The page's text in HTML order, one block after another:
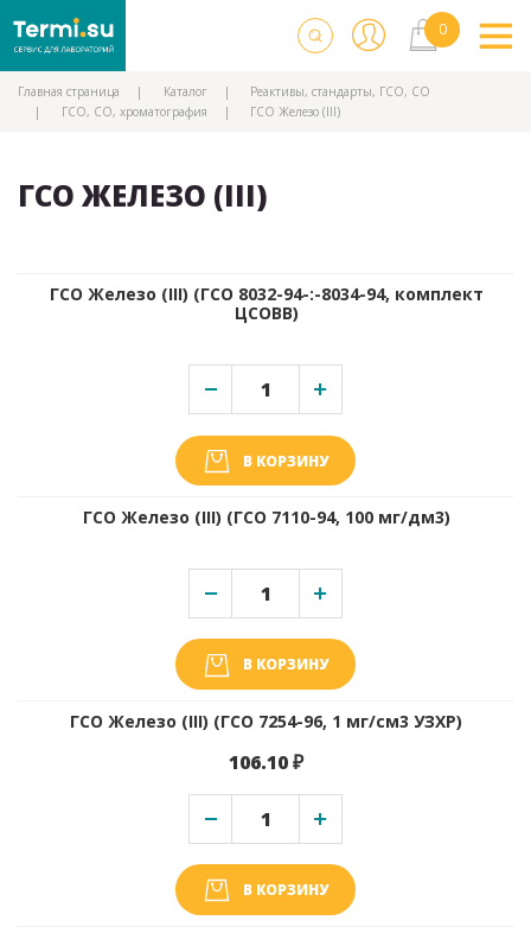
Главная страница Каталог
Реактивы, стандарты, ГСО, СО
ГСО, СО, хроматография
ГСО Железо (III)
ГСО ЖЕЛЕЗО (III)
ГСО Железо (III) (ГСО 8032-94-:-8034-94, комплект
ЦСОВВ)
В КОРЗИНУ
ГСО Железо (III) (ГСО 7110-94, 100 мг/дм3)
В КОРЗИНУ
ГСО Железо (III) (ГСО 7254-96, 1 мг/см3 УЗХР)
106.10 ₽
В КОРЗИНУ